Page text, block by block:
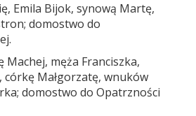
Emila Bijok, synową Martę,
domostwo do
Machej, męża Franciszka,
córkę Małgorzatę, wnuków
domostwo do Opatrzności